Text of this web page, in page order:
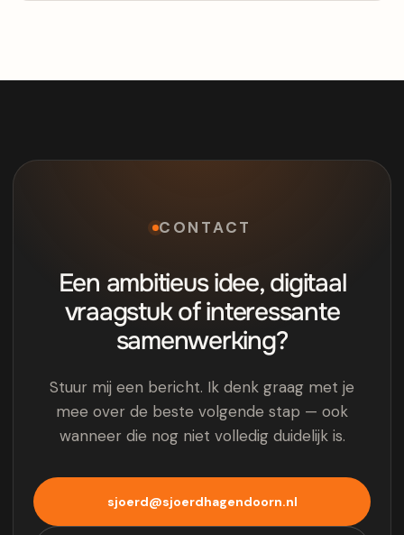
CONTACT
Een ambitieus idee, digitaal
vraagstuk of interessante
samenwerking?
Stuur mij een bericht. Ik denk graag met je
mee over de beste volgende stap — ook
wanneer die nog niet volledig duidelijk is.
sjoerd@sjoerdhagendoorn.nl